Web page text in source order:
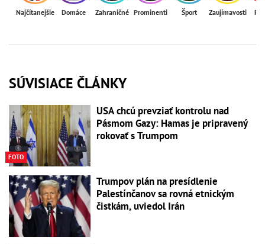
Najčítanejšie Domáce Zahraničné Prominenti Šport Zaujímavosti
SÚVISIACE ČLÁNKY
FOTO
USA chcú prevziať kontrolu nad
Pásmom Gazy: Hamas je pripravený
rokovať s Trumpom
Trumpov plán na presídlenie
Palestínčanov sa rovná etnickým
čistkám, uviedol Irán